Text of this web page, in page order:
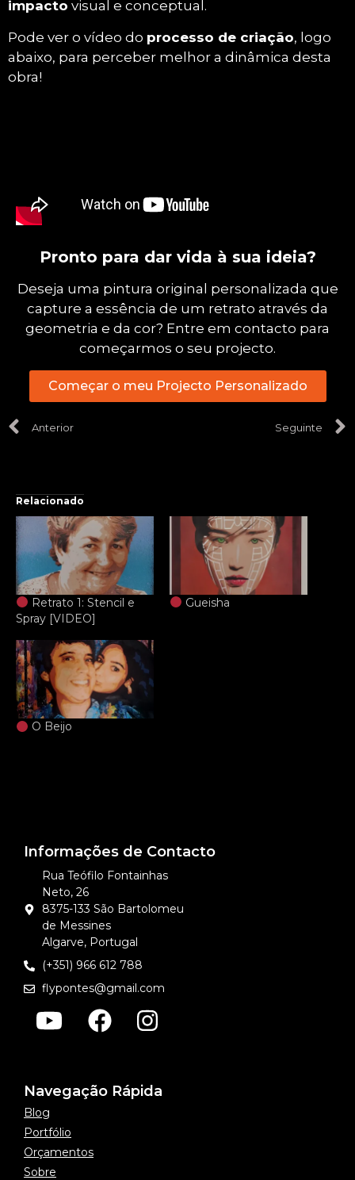
impacto visual e conceptual.
Pode ver o vídeo do processo de criação, logo
abaixo, para perceber melhor a dinâmica desta
obra!
Pronto para dar vida à sua ideia?
Deseja uma pintura original personalizada que
capture a essência de um retrato através da
geometria e da cor? Entre em contacto para
começarmos o seu projecto.
Começar o meu Projecto Personalizado
Anterior Seguinte
Relacionado
Retrato 1: Stencil e
Spray [VIDEO]
Gueisha
O Beijo
Informações de Contacto
Rua Teófilo Fontainhas
Neto, 26
8375-133 São Bartolomeu
de Messines
Algarve, Portugal
(+351) 966 612 788
flypontes@gmail.com
Navegação Rápida
Blog
Portfólio
Orçamentos
Sobre